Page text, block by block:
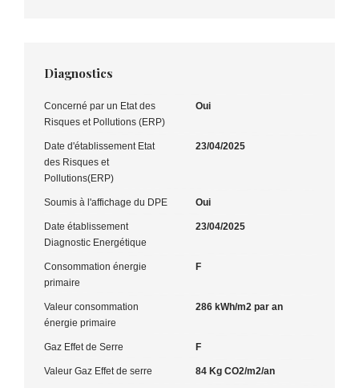
Diagnostics
Concerné par un Etat des
Risques et Pollutions (ERP)
Oui
Date d'établissement Etat
des Risques et
Pollutions(ERP)
23/04/2025
Soumis à l'affichage du DPE Oui
Date établissement
Diagnostic Energétique
23/04/2025
Consommation énergie
primaire
F
Valeur consommation
énergie primaire
286 kWh/m2 par an
Gaz Effet de Serre F
Valeur Gaz Effet de serre 84 Kg CO2/m2/an